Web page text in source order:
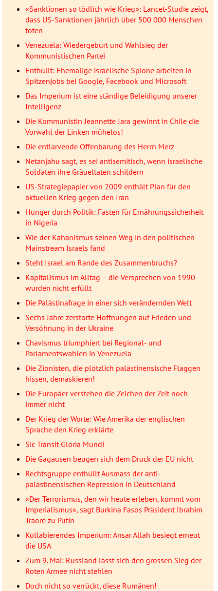
«Sanktionen so tödlich wie Krieg»: Lancet-Studie zeigt,
dass US-Sanktionen jährlich über 500 000 Menschen
töten
Venezuela: Wiedergeburt und Wahlsieg der
Kommunistischen Partei
Enthüllt: Ehemalige israelische Spione arbeiten in
Spitzenjobs bei Google, Facebook und Microsoft
Das Imperium ist eine ständige Beleidigung unserer
Intelligenz
Die Kommunistin Jeannette Jara gewinnt in Chile die
Vorwahl der Linken mühelos!
Die entlarvende Offenbarung des Herrn Merz
Netanjahu sagt, es sei antisemitisch, wenn israelische
Soldaten ihre Gräueltaten schildern
US-Strategiepapier von 2009 enthält Plan für den
aktuellen Krieg gegen den Iran
Hunger durch Politik: Fasten für Ernährungssicherheit
in Nigeria
Wie der Kahanismus seinen Weg in den politischen
Mainstream Israels fand
Steht Israel am Rande des Zusammenbruchs?
Kapitalismus im Alltag – die Versprechen von 1990
wurden nicht erfüllt
Die Palästinafrage in einer sich verändernden Welt
Sechs Jahre zerstörte Hoffnungen auf Frieden und
Versöhnung in der Ukraine
Chavismus triumphiert bei Regional- und
Parlamentswahlen in Venezuela
Die Zionisten, die plötzlich palästinensische Flaggen
hissen, demaskieren!
Die Europäer verstehen die Zeichen der Zeit noch
immer nicht
Der Krieg der Worte: Wie Amerika der englischen
Sprache den Krieg erklärte
Sic Transit Gloria Mundi
Die Gagausen beugen sich dem Druck der EU nicht
Rechtsgruppe enthüllt Ausmass der anti-
palästinensischen Repression in Deutschland
«Der Terrorismus, den wir heute erleben, kommt vom
Imperialismus», sagt Burkina Fasos Präsident Ibrahim
Traoré zu Putin
Kollabierendes Imperium: Ansar Allah besiegt erneut
die USA
Zum 9. Mai: Russland lässt sich den grossen Sieg der
Roten Armee nicht stehlen
Doch nicht so verrückt, diese Rumänen!